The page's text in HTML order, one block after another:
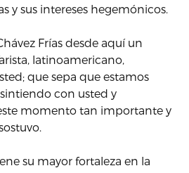
y sus intereses hegemónicos.
Frías desde aquí un
latinoamericano,
que sepa que estamos
con usted y
momento tan importante y
su mayor fortaleza en la